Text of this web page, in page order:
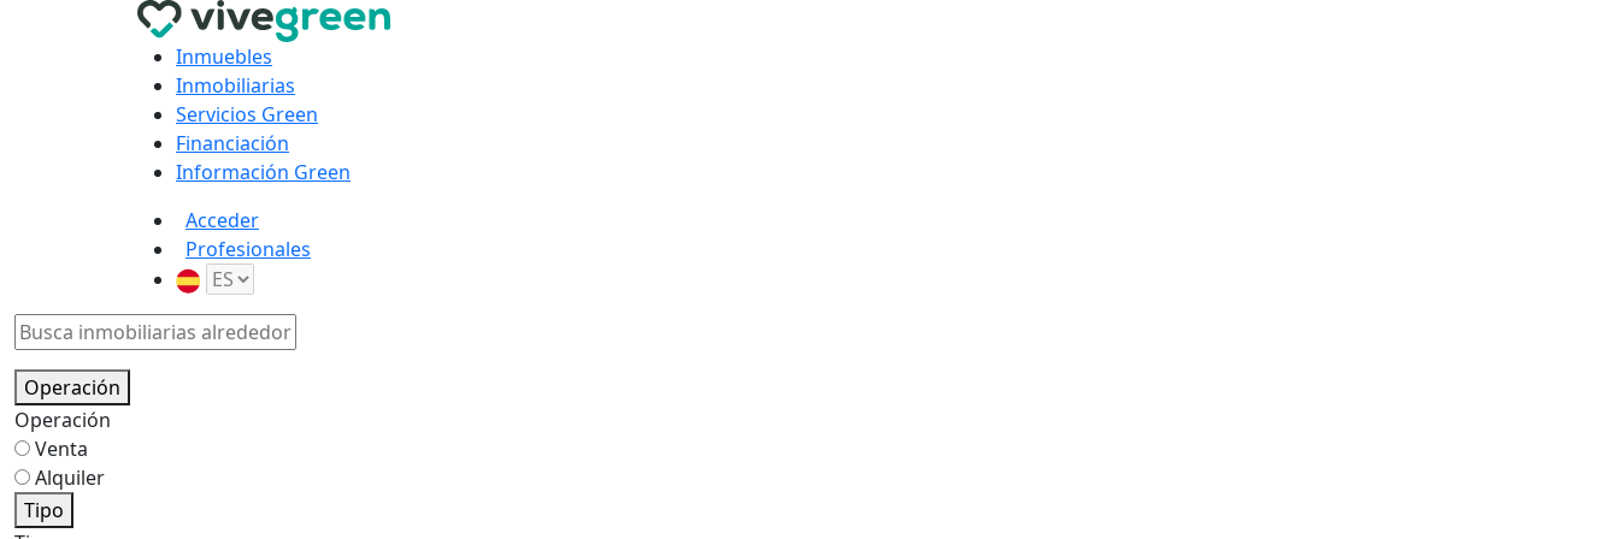
Inmuebles
Inmobiliarias
Servicios Green
Financiación
Información Green
Acceder
Profesionales
Operación
Operación
Venta
Alquiler
Tipo